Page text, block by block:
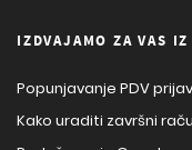
IZDVAJAMO ZA VAS IZ
Popunjavanje PDV
Kako uraditi završni